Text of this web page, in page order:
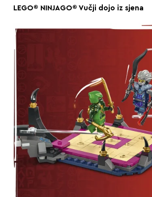
LEGO® NINJAGO® Vučji dojo iz sjena